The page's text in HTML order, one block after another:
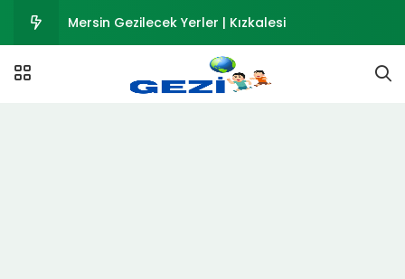
Fas Vizesi – Şartlar ve Evraklar
Seyahat Sağlık Sigortası Nedir? Teminatlar